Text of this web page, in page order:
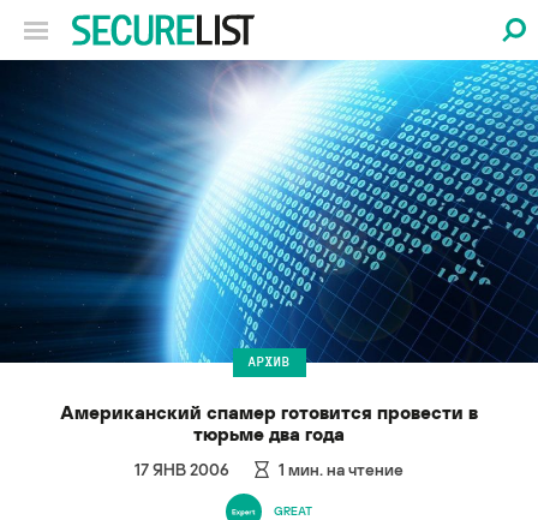
АРХИВ
Американский спамер готовится провести в
тюрьме два года
17 ЯНВ 2006 1 мин. на чтение
GREAT